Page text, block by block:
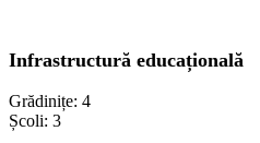
Infrastructură educațională
Grădinițe: 4
Școli: 3